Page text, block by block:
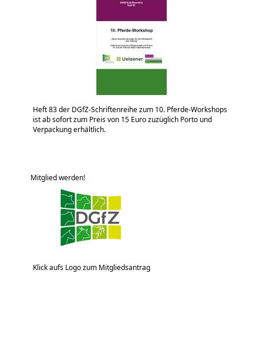
Heft 83 der DGfZ-Schriftenreihe zum 10. Pferde-Workshops
ist ab sofort zum Preis von 15 Euro zuzüglich Porto und
Verpackung erhältlich.
Mitglied werden!
Klick aufs Logo zum Mitgliedsantrag